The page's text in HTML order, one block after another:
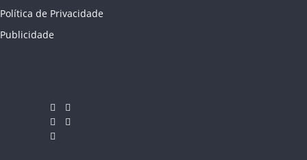
Política de Privacidade
Publicidade